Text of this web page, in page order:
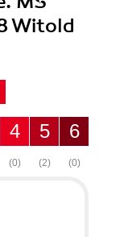
Witold
6
(0)
5
(2)
4
(0)